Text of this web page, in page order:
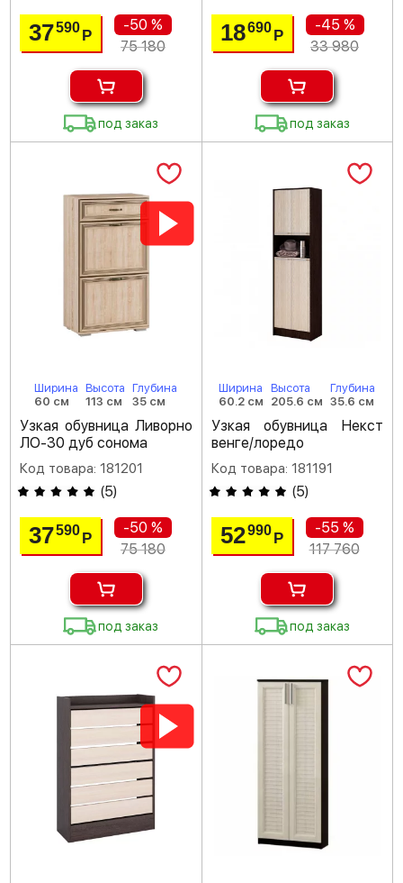
37590Р
-50 %
75 180
под заказ
18690 Р
-45 %
33 980
под заказ
Ширина
60 см
Высота
113 см
Глубина
35 см
Узкая обувница Ливорно
ЛО-30 дуб сонома
Код товара: 181201
(5)
37590Р
-50 %
75 180
под заказ
Ширина
60.2 см
Высота
205.6 см
Глубина
35.6 см
Узкая обувница Некст
венге/лоредо
Код товара: 181191
(5)
52990 Р
-55 %
117 760
под заказ